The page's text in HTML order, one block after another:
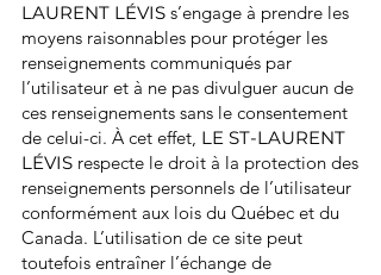
LAURENT LÉVIS s’engage à prendre les
moyens raisonnables pour protéger les
renseignements communiqués par
l’utilisateur et à ne pas divulguer aucun de
ces renseignements sans le consentement
de celui-ci. À cet effet, LE ST-LAURENT
LÉVIS respecte le droit à la protection des
renseignements personnels de l’utilisateur
conformément aux lois du Québec et du
Canada. L’utilisation de ce site peut
toutefois entraîner l’échange de